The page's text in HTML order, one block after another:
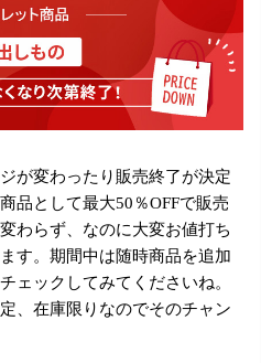
が変わったり販売終了が決定
品として最大50％OFFで販売
わらず、なのに大変お値打ち
す。期間中は随時商品を追加
ェックしてみてくださいね。
、在庫限りなのでそのチャン